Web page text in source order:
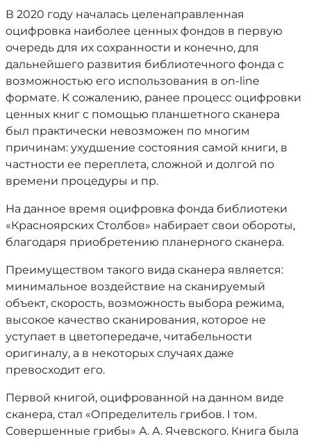
В 2020 году началась целенаправленная
оцифровка наиболее ценных фондов в первую
очередь для их сохранности и конечно, для
дальнейшего развития библиотечного фонда с
возможностью его использования в on-line
формате. К сожалению, ранее процесс оцифровки
ценных книг с помощью планшетного сканера
был практически невозможен по многим
причинам: ухудшение состояния самой книги, в
частности ее переплета, сложной и долгой по
времени процедуры и пр.
На данное время оцифровка фонда библиотеки
«Красноярских Столбов» набирает свои обороты,
благодаря приобретению планерного сканера.
Преимуществом такого вида сканера является:
минимальное воздействие на сканируемый
объект, скорость, возможность выбора режима,
высокое качество сканирования, которое не
уступает в цветопередаче, читабельности
оригиналу, а в некоторых случаях даже
превосходит его.
Первой книгой, оцифрованной на данном виде
сканера, стал «Определитель грибов. I том.
Совершенные грибы» А. А. Ячевского. Книга была